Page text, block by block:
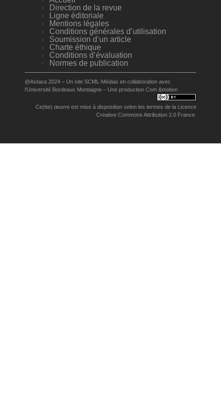
Direction de la revue
Ligne éditoriale
Mentions légales
Conditions générales d’utilisation
Soumission d’un article
Charte éthique
Conditions d’évaluation
Normes de publication
@Astasa 2024 – Un site SCML-Médias en collaboration avec
l’Université Bordeaux Montaigne – Une production Com &motion
Ce(tte) œuvre est mise à disposition selon les termes de la
Licence
Creative Commons Attribution 2.0 France